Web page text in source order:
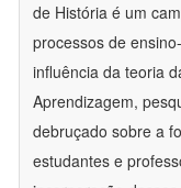
de História é um
processos de
influência da teoria
Aprendizagem,
debruçado sobre a
estudantes e